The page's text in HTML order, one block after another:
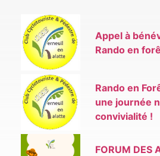
Appel à
Rando en
Rando en
une journée
convivialité !
FORUM DES